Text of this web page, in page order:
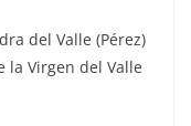
del Valle (Pérez)
la Virgen del Valle